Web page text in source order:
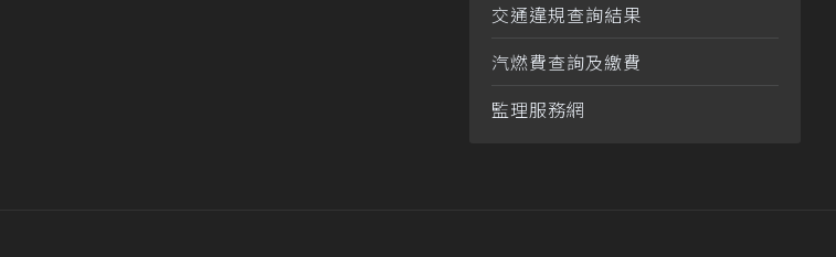
交通違規查詢結果
汽燃費查詢及繳費
監理服務網